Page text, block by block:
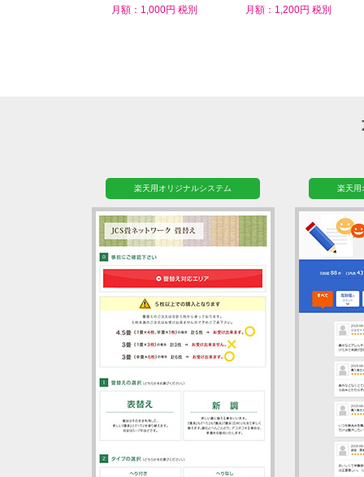
月額：1,000円 税別
ム
月額：1,200円 税別
楽天用オリジナルシステム 楽天用